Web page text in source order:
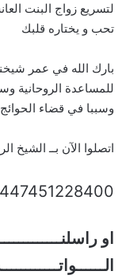
لتسريع زواج البنت
تحب و يختاره قلبك
بارك الله في عمر
للمساعدة الروحانية
وسببا في قضاء
اتصلوا الآن بــ
او